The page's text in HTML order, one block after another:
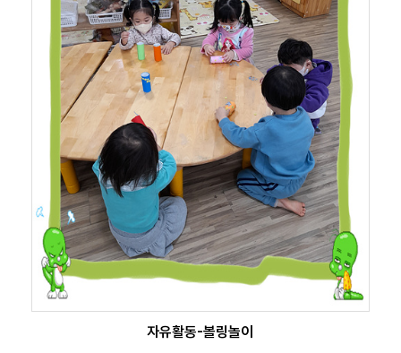
자유활동-볼링놀이